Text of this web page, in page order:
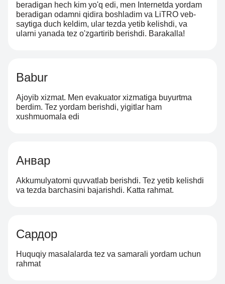
beradigan hech kim yo'q edi, men Internetda yordam
beradigan odamni qidira boshladim va LiTRO veb-
saytiga duch keldim, ular tezda yetib kelishdi, va
ularni yanada tez o'zgartirib berishdi. Barakalla!
Babur
Ajoyib xizmat. Men evakuator xizmatiga buyurtma
berdim. Tez yordam berishdi, yigitlar ham
xushmuomala edi
Анвар
Akkumulyatorni quvvatlab berishdi. Tez yetib kelishdi
va tezda barchasini bajarishdi. Katta rahmat.
Сардор
Huquqiy masalalarda tez va samarali yordam uchun
rahmat